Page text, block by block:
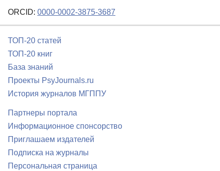
ORCID: 0000-0002-3875-3687
ТОП-20 статей
ТОП-20 книг
База знаний
Проекты PsyJournals.ru
История журналов МГППУ
Партнеры портала
Информационное спонсорство
Приглашаем издателей
Подписка на журналы
Персональная страница